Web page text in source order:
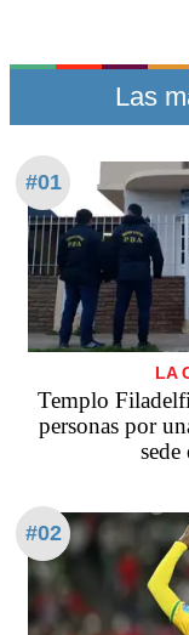
Las
#01
LA
​​​​​Templo
personas por
sede
#02